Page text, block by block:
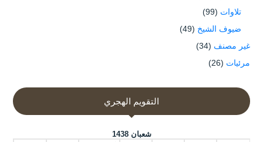
تلاوات (99)
ضيوف الشيخ (49)
غير مصنف (34)
مرئيات (26)
التقويم الهجري
شعبان 1438